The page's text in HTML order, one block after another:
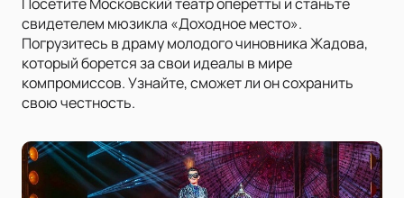
Посетите Московский театр оперетты и станьте
свидетелем мюзикла «Доходное место».
Погрузитесь в драму молодого чиновника Жадова,
который борется за свои идеалы в мире
компромиссов. Узнайте, сможет ли он сохранить
свою честность.